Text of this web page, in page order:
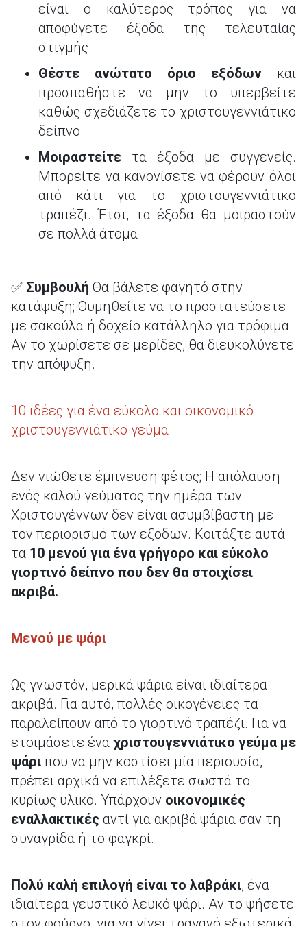
είναι ο καλύτερος τρόπος για να
αποφύγετε έξοδα της τελευταίας
στιγμής
Θέστε ανώτατο όριο εξόδων και
προσπαθήστε να μην το υπερβείτε
καθώς σχεδιάζετε το χριστουγεννιάτικο
δείπνο
Μοιραστείτε τα έξοδα με συγγενείς.
Μπορείτε να κανονίσετε να φέρουν όλοι
από κάτι για το χριστουγεννιάτικο
τραπέζι. Έτσι, τα έξοδα θα μοιραστούν
σε πολλά άτομα
✅ Συμβουλή Θα βάλετε φαγητό στην
κατάψυξη; Θυμηθείτε να το προστατεύσετε
με σακούλα ή δοχείο κατάλληλο για τρόφιμα.
Αν το χωρίσετε σε μερίδες, θα διευκολύνετε
την απόψυξη.
10 ιδέες για ένα εύκολο και οικονομικό
χριστουγεννιάτικο γεύμα
Δεν νιώθετε έμπνευση φέτος; Η απόλαυση
ενός καλού γεύματος την ημέρα των
Χριστουγέννων δεν είναι ασυμβίβαστη με
τον περιορισμό των εξόδων. Κοιτάξτε αυτά
τα 10 μενού για ένα γρήγορο και εύκολο
γιορτινό δείπνο που δεν θα στοιχίσει
ακριβά.
Μενού με ψάρι
Ως γνωστόν, μερικά ψάρια είναι ιδιαίτερα
ακριβά. Για αυτό, πολλές οικογένειες τα
παραλείπουν από το γιορτινό τραπέζι. Για να
ετοιμάσετε ένα χριστουγεννιάτικο γεύμα με
ψάρι που να μην κοστίσει μία περιουσία,
πρέπει αρχικά να επιλέξετε σωστά το
κυρίως υλικό. Υπάρχουν οικονομικές
εναλλακτικές αντί για ακριβά ψάρια σαν τη
συναγρίδα ή το φαγκρί.
Πολύ καλή επιλογή είναι το λαβράκι, ένα
ιδιαίτερα γευστικό λευκό ψάρι. Αν το ψήσετε